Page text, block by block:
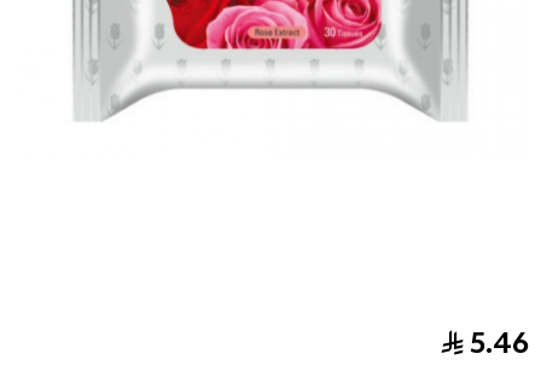
مناديل تنظيف المكياج بالورد من سكين لايت - 30منديل
5.46